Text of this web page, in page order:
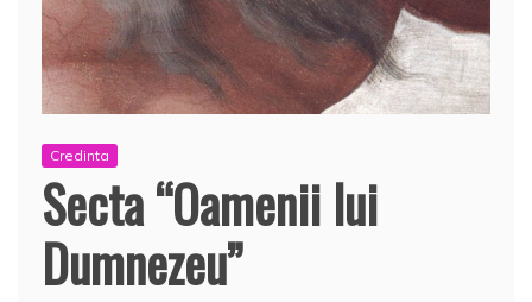
Credinta
Secta “Oamenii lui
Dumnezeu”